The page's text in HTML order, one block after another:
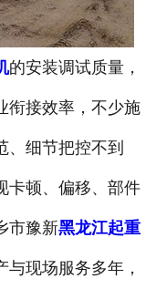
的安装调试质量，
衔接效率，不少施
、细节把控不到
卡顿、偏移、部件
市豫新黑龙江起重
现场服务多年，